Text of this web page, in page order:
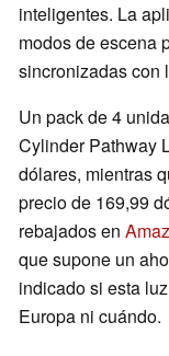
inteligentes. La
modos de escena
sincronizadas con
Un pack de 4
Cylinder Pathway
dólares, mientras
precio de 169,99
rebajados en
que supone un
indicado si esta
Europa ni cuándo.